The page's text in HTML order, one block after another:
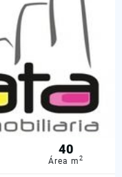
40
Área m2